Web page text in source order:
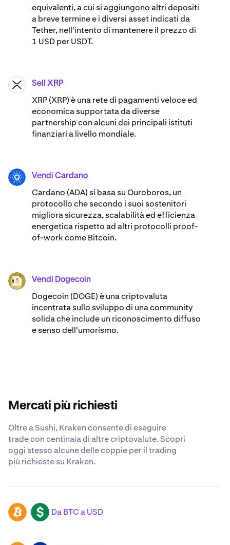
equivalenti, a cui si aggiungono altri depositi
a breve termine e i diversi asset indicati da
Tether, nell'intento di mantenere il prezzo di
1 USD per USDT.
XRP Sell XRP
XRP (XRP) è una rete di pagamenti veloce ed
economica supportata da diverse
partnership con alcuni dei principali istituti
finanziari a livello mondiale.
ADA Vendi Cardano
Cardano (ADA) ​​si basa su Ouroboros, un
protocollo che secondo i suoi sostenitori
migliora sicurezza, scalabilità ed efficienza
energetica rispetto ad altri protocolli proof-
of-work come Bitcoin.
DOGE Vendi Dogecoin
Dogecoin (DOGE) è una criptovaluta
incentrata sullo sviluppo di una community
solida che include un riconoscimento diffuso
e senso dell'umorismo.
Mercati più richiesti
Oltre a Sushi, Kraken consente di eseguire
trade con centinaia di altre criptovalute. Scopri
oggi stesso alcune delle coppie per il trading
più richieste su Kraken.
BTC USD Da BTC a USD